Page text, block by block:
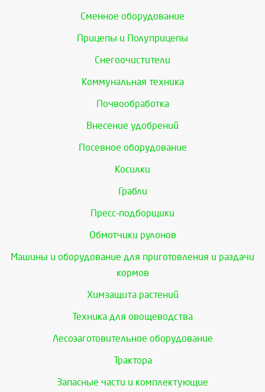
Сменное оборудование
Прицепы и Полуприцепы
Снегоочистители
Коммунальная техника
Почвообработка
Внесение удобрений
Посевное оборудование
Косилки
Грабли
Пресс-подборщики
Обмотчики рулонов
Машины и оборудование для приготовления и раздачи
кормов
Химзащита растений
Техника для овощеводства
Лесозаготовительное оборудование
Трактора
Запасные части и комплектующие